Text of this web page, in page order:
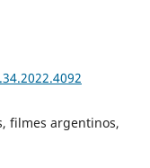
filmes argentinos,